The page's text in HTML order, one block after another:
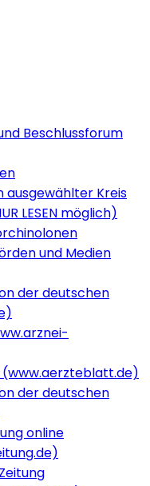
Beschlussforum
ausgewählter Kreis
LESEN möglich)
und Medien
der deutschen
der deutschen
online